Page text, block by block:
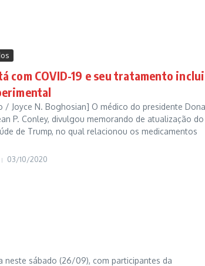
com COVID-19 e seu tratamento inclui
/ Joyce N. Boghosian] O médico do presidente
P. Conley, divulgou memorando de atualização do
de Trump, no qual relacionou os medicamentos
03/10/2020
neste sábado (26/09), com participantes da